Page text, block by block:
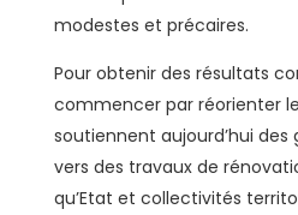
modestes et précaires.
Pour obtenir des résultats
commencer par réorienter
soutiennent aujourd’hui
vers des travaux de
qu’Etat et collectivités